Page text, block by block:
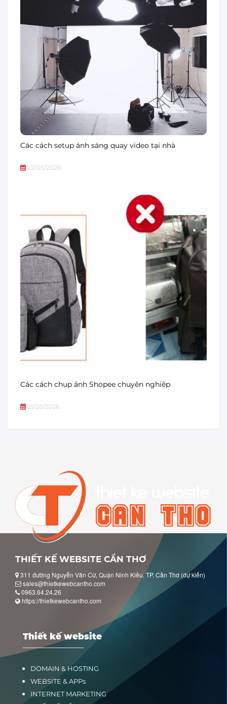
Các cách setup ánh sáng quay video tại nhà
22/05/2026
Các cách chụp ảnh Shopee chuyên nghiệp
21/05/2026
THIẾT KẾ WEBSITE CẦN THƠ
311 đường Nguyễn Văn Cừ, Quận Ninh Kiều, TP. Cần Thơ (dự kiến)
sales@thietkewebcantho.com
0963.64.24.26
https://thietkewebcantho.com
Thiết kế website
DOMAIN & HOSTING
WEBSITE & APPs
INTERNET MARKETING